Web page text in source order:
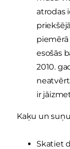
atrodas
piemērā
esošās
2010.
ir
Kaķu un
Skatiet